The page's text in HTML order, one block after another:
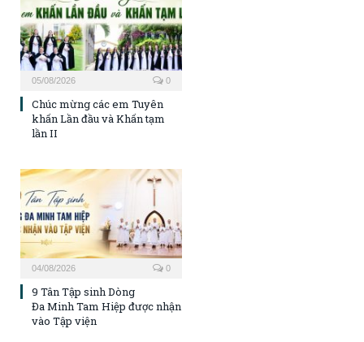
05/08/2026 0
Chúc mừng các em Tuyên
khấn Lần đầu và Khấn tạm
lần II
04/08/2026 0
9 Tân Tập sinh Dòng
Đa Minh Tam Hiệp được nhận
vào Tập viện